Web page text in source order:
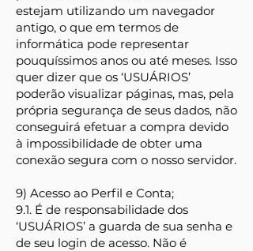
estejam utilizando um navegador
antigo, o que em termos de
informática pode representar
pouquíssimos anos ou até meses. Isso
quer dizer que os ‘USUÁRIOS’
poderão visualizar páginas, mas, pela
própria segurança de seus dados, não
conseguirá efetuar a compra devido
à impossibilidade de obter uma
conexão segura com o nosso servidor.
9) Acesso ao Perfil e Conta;
9.1. É de responsabilidade dos
‘USUÁRIOS’ a guarda de sua senha e
de seu login de acesso. Não é